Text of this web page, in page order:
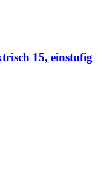
15, einstufig